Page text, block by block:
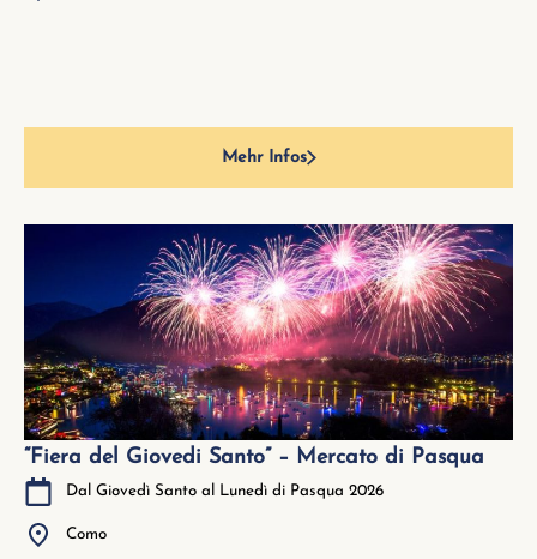
Mehr Infos
“Fiera del Giovedi Santo” – Mercato di Pasqua
Dal Giovedì Santo al Lunedì di Pasqua 2026
Como